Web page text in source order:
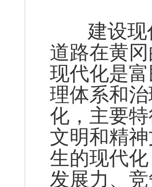
建设现代
道路在黄
现代化是
理体系和
化，主要
文明和精
生的现代
发展力、